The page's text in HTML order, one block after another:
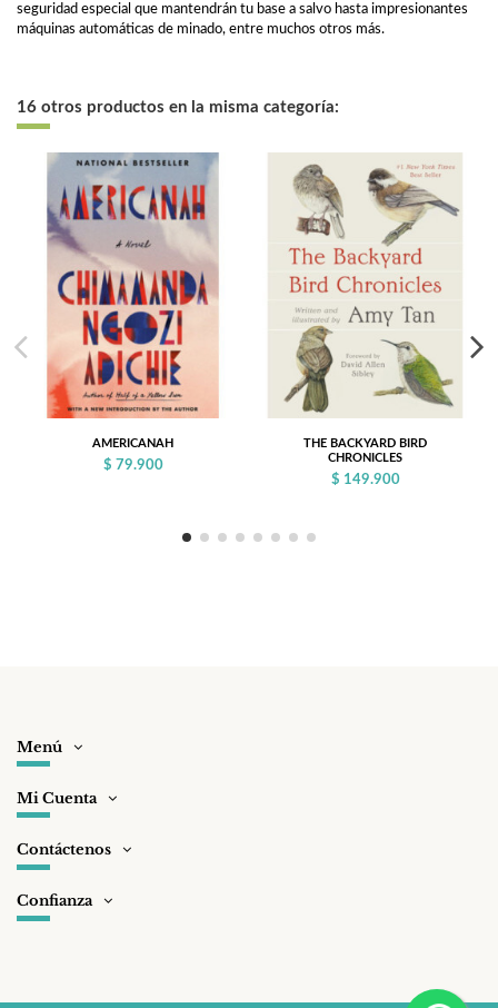
seguridad especial que mantendrán tu base a salvo hasta impresionantes
máquinas automáticas de minado, entre muchos otros más.
16 otros productos en la misma categoría:
AMERICANAH
$ 79.900
THE BACKYARD BIRD
CHRONICLES
$ 149.900
Menú
Mi Cuenta
Contáctenos
Confianza